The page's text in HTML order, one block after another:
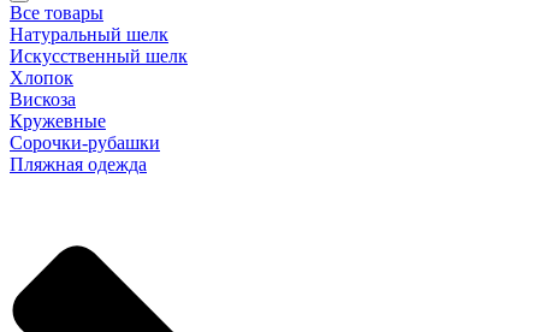
Все товары
Натуральный шелк
Искусственный шелк
Хлопок
Вискоза
Кружевные
Сорочки-рубашки
Пляжная одежда